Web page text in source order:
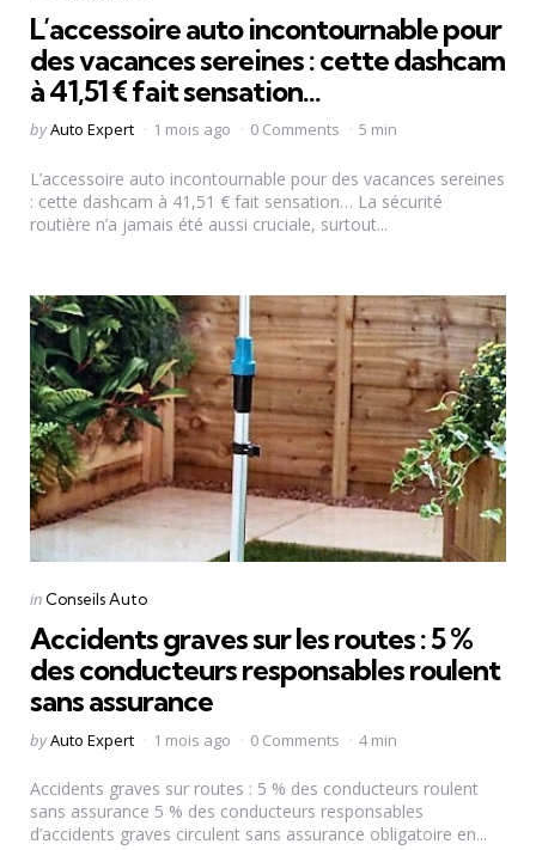
L’accessoire auto incontournable pour
des vacances sereines : cette dashcam
à 41,51 € fait sensation…
Posted
byAuto Expert 1 mois ago 0 Comments 5 min
L’accessoire auto incontournable pour des vacances sereines
: cette dashcam à 41,51 € fait sensation… La sécurité
routière n’a jamais été aussi cruciale, surtout...
Categories
Posted
in Conseils Auto
Accidents graves sur les routes : 5 %
des conducteurs responsables roulent
sans assurance
Posted
byAuto Expert 1 mois ago 0 Comments 4 min
Accidents graves sur routes : 5 % des conducteurs roulent
sans assurance 5 % des conducteurs responsables
d’accidents graves circulent sans assurance obligatoire en...